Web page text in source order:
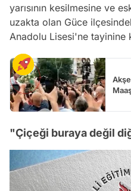
yarısının kesilmesine ve
uzakta olan Güce
Anadolu Lisesi'ne tayinine
"Çiçeği buraya değil